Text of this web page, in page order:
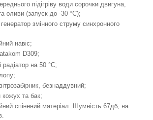
підігріву води сорочки двигуна,
оливи (запуск до -30 ºС);
змінного струму синхронного
навіс;
D309;
радіатор на 50 °C;
безнаддувний;
та бак;
спінений матеріал. Шумність 67дб, на